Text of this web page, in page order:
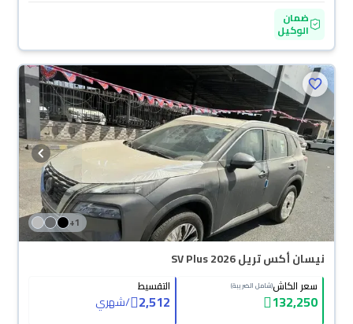
ضمان
الوكيل
1
+
نيسان أكس تريل SV Plus 2026
سعر الكاش(شامل الضريبة)
132,250
التقسيط
2,512
/شهري